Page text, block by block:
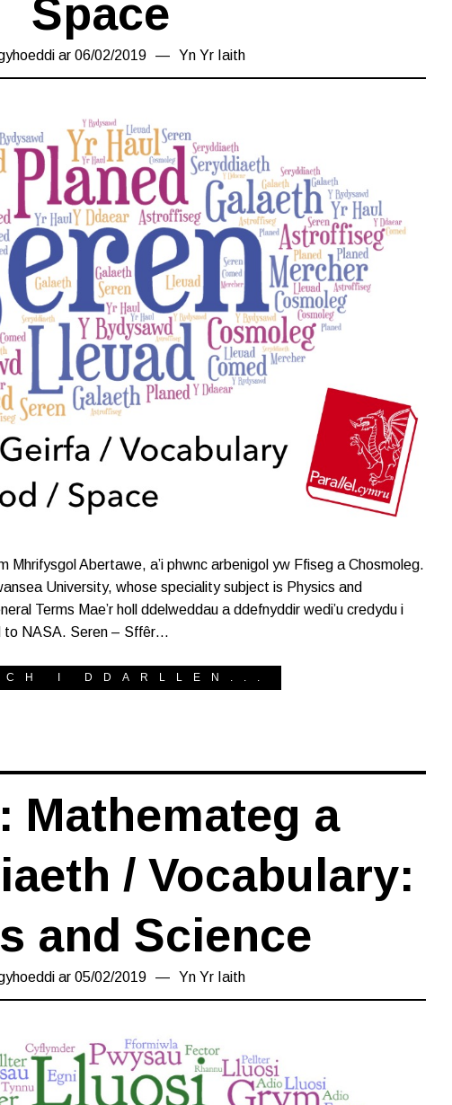
Space
ar 06/02/201906/02/2019
Yn Yr Iaith
Mhrifysgol Abertawe, a’i phwnc arbenigol yw Ffiseg a Chosmoleg.
University, whose speciality subject is Physics and
Terms Mae’r holl ddelweddau a ddefnyddir wedi’u credydu i
to NASA. Seren – Sffêr…
I DDARLLEN...
Mathemateg a
/ Vocabulary:
and Science
ar 05/02/201917/03/2019
Yn Yr Iaith